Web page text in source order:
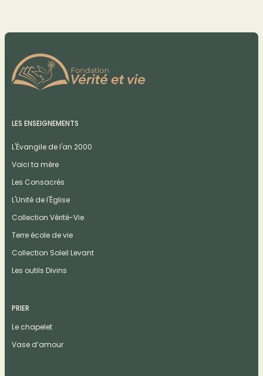
LES ENSEIGNEMENTS
L'Évangile de l'an 2000
Voici ta mère
Les Consacrés
L'Unité de l'Église
Collection Vérité-Vie
Terre école de vie
Collection Soleil Levant
Les outils Divins
PRIER
Le chapelet
Vase d’amour